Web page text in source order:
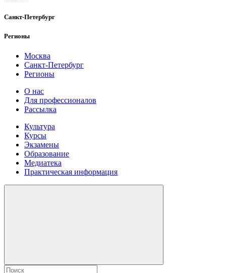
Санкт-Петербург
Регионы
Москва
Санкт-Петербург
Регионы
О нас
Для профессионалов
Рассылка
Культура
Курсы
Экзамены
Образование
Медиатека
Практическая информация